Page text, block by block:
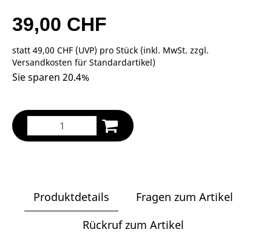
39,00 CHF
statt 49,00 CHF (UVP) pro Stück (inkl. MwSt. zzgl.
Versandkosten für Standardartikel)
Sie sparen 20.4%
Produktdetails
Fragen zum Artikel
Rückruf zum Artikel